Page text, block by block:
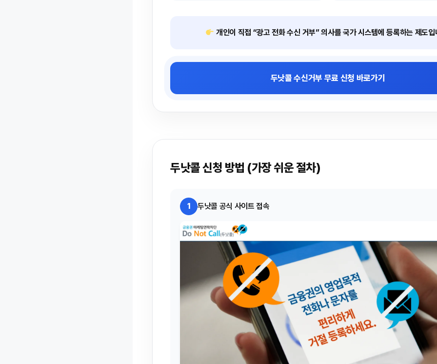
개인이 직접 “광고 전화 수신 거부” 의사를 국가 시스템에 등록하는 제도입
두낫콜 수신거부 무료 신청 바로가기
두낫콜 신청 방법 (가장 쉬운 절차)
1 두낫콜 공식 사이트 접속